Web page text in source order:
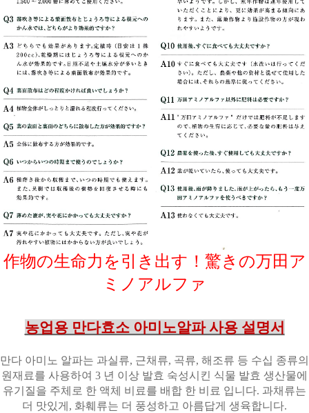
作物の生命力を引き出す！驚きの万田ア
ミノアルファ
농업용 만다효소 아미노알파 사용 설명서
만다 아미노 알파는 과실류, 근채류, 곡류, 해조류 등 수십 종류의
원재료를 사용하여 3 년 이상 발효 숙성시킨 식물 발효 생산물에
유기질을 주체로 한 액체 비료를 배합 한 비료 입니다. 과채류는
더 맛있게 , 화훼류는 더 풍성하고 아름답게 생육합니다.